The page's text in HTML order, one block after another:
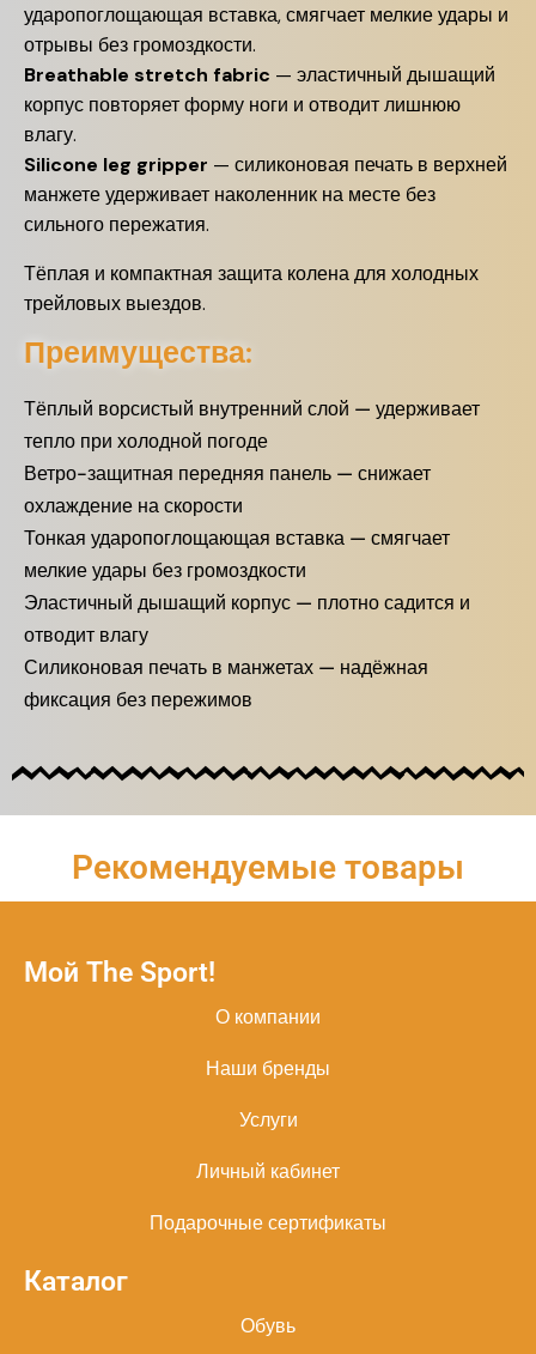
ударопоглощающая вставка, смягчает мелкие удары и
отрывы без громоздкости.
Breathable stretch fabric — эластичный дышащий
корпус повторяет форму ноги и отводит лишнюю
влагу.
Silicone leg gripper — силиконовая печать в верхней
манжете удерживает наколенник на месте без
сильного пережатия.
Тёплая и компактная защита колена для холодных
трейловых выездов.
Преимущества:
Тёплый ворсистый внутренний слой — удерживает
тепло при холодной погоде
Ветро-защитная передняя панель — снижает
охлаждение на скорости
Тонкая ударопоглощающая вставка — смягчает
мелкие удары без громоздкости
Эластичный дышащий корпус — плотно садится и
отводит влагу
Силиконовая печать в манжетах — надёжная
фиксация без пережимов
Рекомендуемые товары
Мой The Sport!
О компании
Наши бренды
Услуги
Личный кабинет
Подарочные сертификаты
Каталог
Обувь